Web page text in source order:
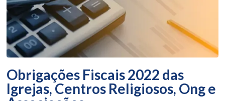
Obrigações Fiscais 2022 das
Igrejas, Centros Religiosos, Ong e